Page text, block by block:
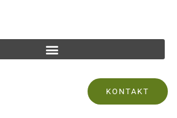
KONTAKT
værtshus